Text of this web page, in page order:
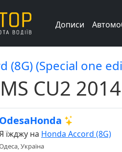
Дописи
(8G) (Special one
CU2
OdesaHonda
їжджу на Honda Accord (8G)
Україна